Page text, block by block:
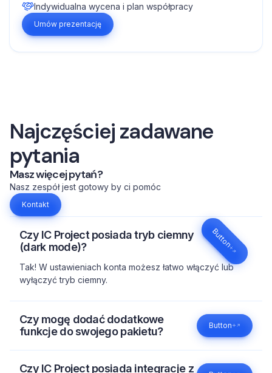
Indywidualna wycena i plan współpracy
Umów prezentację
Najczęściej zadawane
pytania
Masz więcej pytań?
Nasz zespół jest gotowy by ci pomóc
Kontakt
Czy IC Project posiada tryb ciemny
(dark mode)?
Button
Tak! W ustawieniach konta możesz łatwo włączyć lub
wyłączyć tryb ciemny.
Czy mogę dodać dodatkowe
funkcje do swojego pakietu?
Button
Tak, możesz dodać takie opcje jak system ticketowy,
dedykowany wygląd z Twoim logotypem i brandingiem,
Czy IC Project posiada integracje z